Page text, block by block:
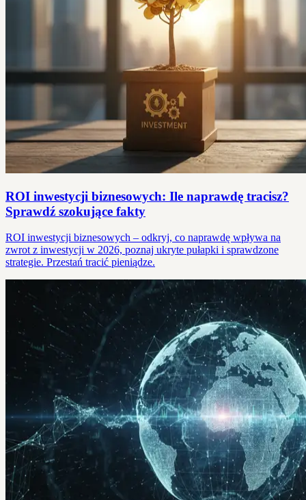
ROI inwestycji biznesowych: Ile naprawdę tracisz?
Sprawdź szokujące fakty
ROI inwestycji biznesowych – odkryj, co naprawdę wpływa na
zwrot z inwestycji w 2026, poznaj ukryte pułapki i sprawdzone
strategie. Przestań tracić pieniądze.